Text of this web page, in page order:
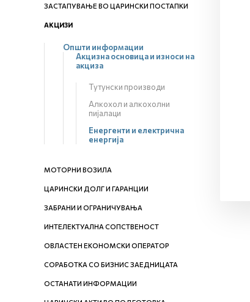
ЗАСТАПУВАЊЕ ВО ЦАРИНСКИ ПОСТАПКИ
АКЦИЗИ
Општи информации
Акцизна основица и износи на
акциза
Тутунски производи
Алкохол и алкохолни
пијалаци
Енергенти и електрична
енергија
МОТОРНИ ВОЗИЛА
ЦАРИНСКИ ДОЛГ И ГАРАНЦИИ
ЗАБРАНИ И ОГРАНИЧУВАЊА
ИНТЕЛЕКТУАЛНА СОПСТВЕНОСТ
ОВЛАСТЕН ЕКОНОМСКИ ОПЕРАТОР
СОРАБОТКА СО БИЗНИС ЗАЕДНИЦАТА
ОСТАНАТИ ИНФОРМАЦИИ